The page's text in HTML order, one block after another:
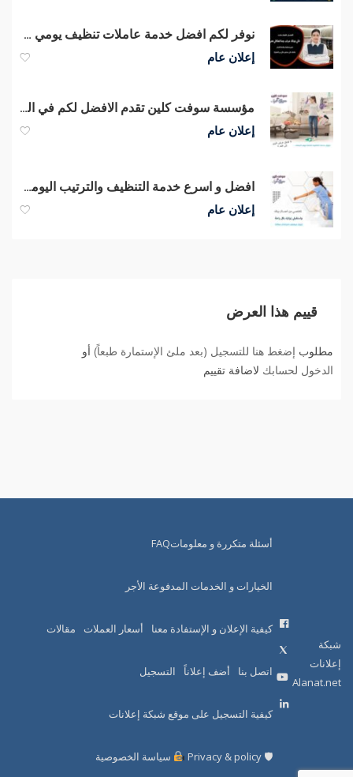
نوفر لكم افضل خدمة عاملات تنظيف يومي طوال الاسبوع من اجل راحتكم بأقل سعر
إعلان عام
مؤسسة سوفت كلين تقدم الافضل لكم في التنظيف و توفير العاملات بخبرة عالية
إعلان عام
افضل و اسرع خدمة التنظيف والترتيب اليومي بأيدي امهرعاملات وبخبرة بأقل سعر
إعلان عام
قييم هذا العرض
مطلوب إضغط هنا للتسجيل (بعد ملئ الإستمارة طبعاً) أو
الدخول لحسابك لاضافة تقييم
شبكة
إعلانات
Alanat.net
أسئلة متكررة و معلوماتFAQ
الخيارات و الخدمات المدفوعة الأجر
كيفية الإعلان و الإستفادة معنا أسعار العملات مقالات
اتصل بنا أضف إعلاناً التسجيل
كيفية التسجيل على موقع شبكة إعلانات
🛡 Privacy & policy سياسة الخصوصية